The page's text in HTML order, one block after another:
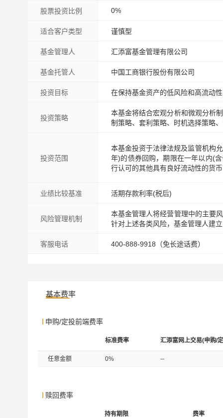
股票投资比例 0%
适合客户类型 谨慎型
基金管理人 汇添富基金管理有限公司
基金托管人 中国工商银行股份有限公司
投资目标 在保持基金资产的低风险和高流动
投资策略
本基金将结合宏观分析和微观分析
制策略、套利策略、时机选择策略
投资范围
本基金投资于法律法规及监管机构
年)的债券回购，期限在一年以内(
行认可的其他具有良好流动性的货
业绩比较基准 活期存款利率(税后)
风险管理机制
本基金管理人将经营管理中的主要
针对上述各类风险，基金管理人建
客服电话 400-888-9918（免长途话费）
基本费率
申购/定投前端费率
标准费率 汇添富网上交易(申购/
任意金额 0% --
赎回费率
持有期限 费率